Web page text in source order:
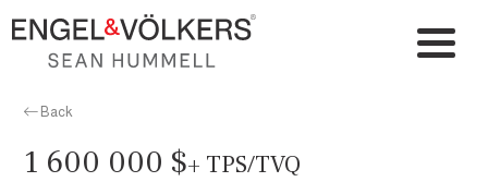
Back
1 600 000 $+ TPS/TVQ